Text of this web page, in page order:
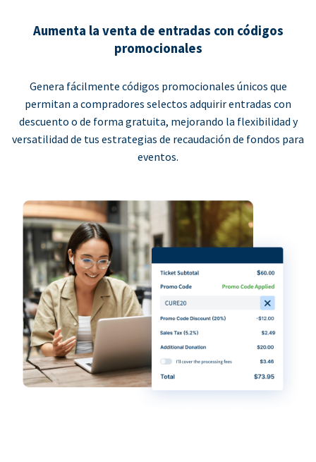
Aumenta la venta de entradas con códigos
promocionales
Genera fácilmente códigos promocionales únicos que
permitan a compradores selectos adquirir entradas con
descuento o de forma gratuita, mejorando la flexibilidad y
versatilidad de tus estrategias de recaudación de fondos para
eventos.